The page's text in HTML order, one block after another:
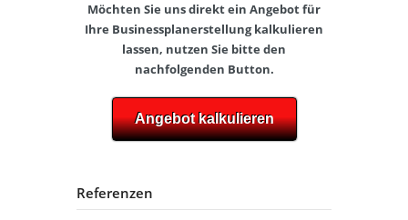
Möchten Sie uns direkt ein Angebot für
Ihre Businessplanerstellung kalkulieren
lassen, nutzen Sie bitte den
nachfolgenden Button.
Angebot kalkulieren
Referenzen